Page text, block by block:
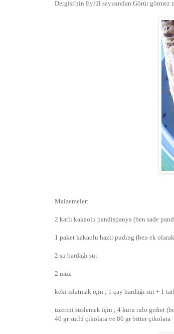
Dergisi'nin Eylül sayısından.Görür görmez
Malzemeler:
2 katlı kakaolu pandispanya (ben sade
1 paket kakaolu hazır puding (ben ek
2 su bardağı süt
2 muz
keki ıslatmak için ; 1 çay bardağı süt + 1
üzerini süslemek için ; 4 kutu rulo gofret
40 gr sütlü çikolata ve 80 gr bitter çikolata